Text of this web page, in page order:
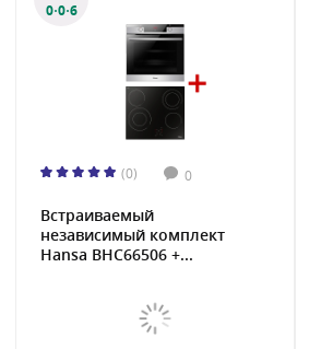
0·0·6
(0) 0
Встраиваемый
независимый комплект
Hansa BHC66506 +...